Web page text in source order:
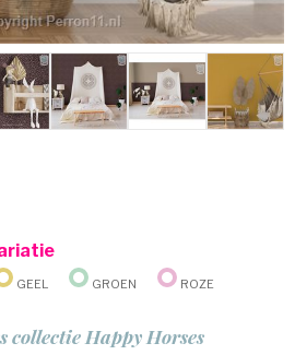
Geel Groen Roze
collectie Happy Horses